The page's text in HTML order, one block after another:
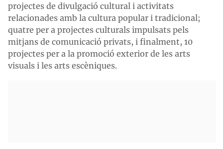
projectes de divulgació cultural i activitats
relacionades amb la cultura popular i tradicional;
quatre per a projectes culturals impulsats pels
mitjans de comunicació privats, i finalment, 10
projectes per a la promoció exterior de les arts
visuals i les arts escèniques.